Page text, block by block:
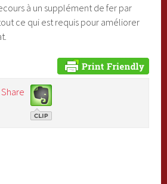
à un supplément de fer par
ce qui est requis pour améliorer
Share